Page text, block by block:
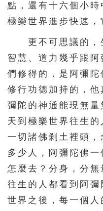
點，還有十六個小時
極樂世界進步快速，
更不可思議的，
智慧、道力幾乎跟
們修得的，是阿彌
修行功德加持的，他
彌陀的神通能現無
天到極樂世界往生
一切諸佛剎土裡頭
多少人，阿彌陀佛一
怎麼去？分身，分無
往生的人都看到阿
世界之後，每一個